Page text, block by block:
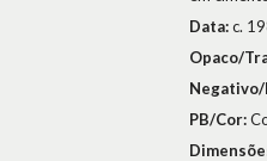
Data:c.
Opaco/
PB/Cor: